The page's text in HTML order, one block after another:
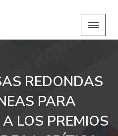
REDONDAS
PARA
LOS PREMIOS